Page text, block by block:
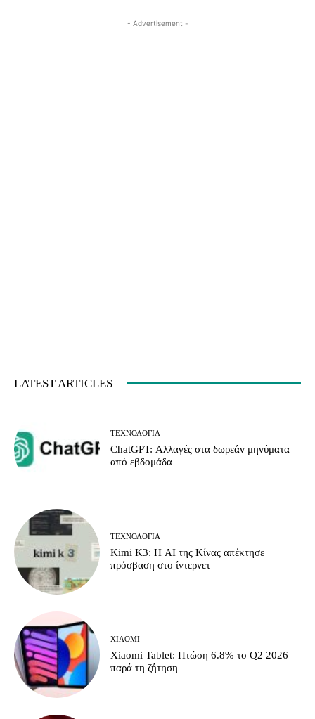
- Advertisement -
LATEST ARTICLES
ΤΕΧΝΟΛΟΓΊΑ
ChatGPT: Αλλαγές στα δωρεάν μηνύματα
από εβδομάδα
ΤΕΧΝΟΛΟΓΊΑ
Kimi K3: Η AI της Κίνας απέκτησε
πρόσβαση στο ίντερνετ
XIAOMI
Xiaomi Tablet: Πτώση 6.8% το Q2 2026
παρά τη ζήτηση